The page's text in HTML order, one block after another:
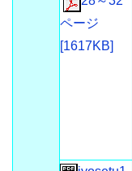
ページ
[1617KB]